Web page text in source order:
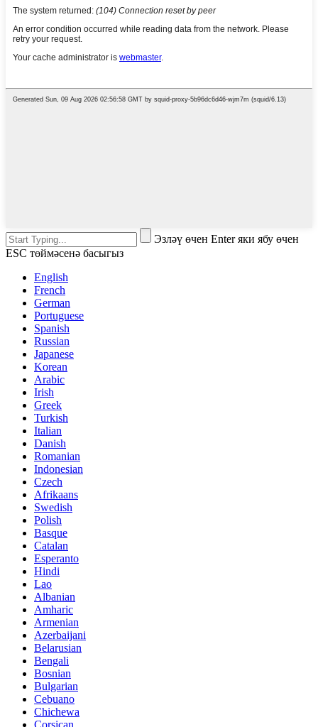
Эзләү өчен Enter яки ябу өчен
ESC төймәсенә басыгыз
English
French
German
Portuguese
Spanish
Russian
Japanese
Korean
Arabic
Irish
Greek
Turkish
Italian
Danish
Romanian
Indonesian
Czech
Afrikaans
Swedish
Polish
Basque
Catalan
Esperanto
Hindi
Lao
Albanian
Amharic
Armenian
Azerbaijani
Belarusian
Bengali
Bosnian
Bulgarian
Cebuano
Chichewa
Corsican